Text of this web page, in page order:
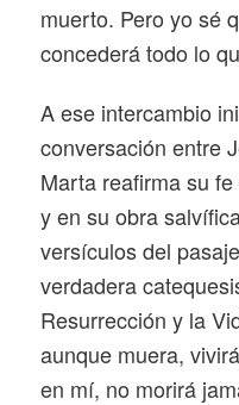
muerto. Pero yo sé
concederá todo lo
A ese intercambio
conversación entre
Marta reafirma su
y en su obra
versículos del
verdadera
Resurrección y la
aunque muera,
en mí, no morirá